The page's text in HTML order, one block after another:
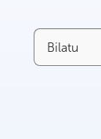
Bilatu